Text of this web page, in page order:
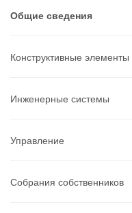
Общие сведения
Конструктивные элементы
Инженерные системы
Управление
Собрания собственников